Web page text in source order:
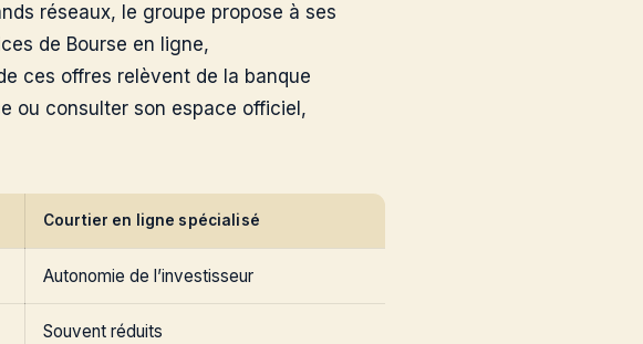
réseaux, le groupe propose à ses
de Bourse en ligne,
ces offres relèvent de la banque
ou consulter son espace officiel,
Courtier en ligne spécialisé
Autonomie de l’investisseur
Souvent réduits